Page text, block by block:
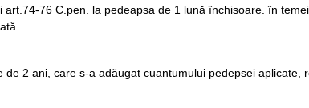
76 C.pen. la pedeapsa de 1 lună închisoare. în
..
2 ani, care s-a adăugat cuantumului pedepsei aplicate,